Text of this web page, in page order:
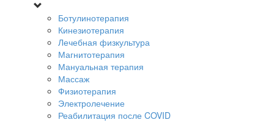
Ботулинотерапия
Кинезиотерапия
Лечебная физкультура
Магнитотерапия
Мануальная терапия
Массаж
Физиотерапия
Электролечение
Реабилитация после COVID